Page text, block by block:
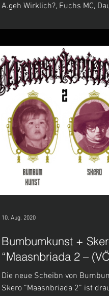
A.geh Wirklich?, Fuchs MC,
Bumbumkunst +
“Maasnbriada 2 –
Die neue Scheibn von
Skero “Maasnbriada 2” ist
10. Aug. 2020